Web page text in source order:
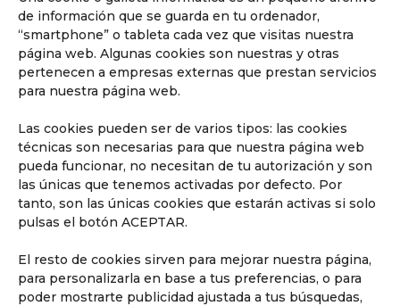
de información que se guarda en tu ordenador,
“smartphone” o tableta cada vez que visitas nuestra
página web. Algunas cookies son nuestras y otras
pertenecen a empresas externas que prestan servicios
para nuestra página web.
Las cookies pueden ser de varios tipos: las cookies
técnicas son necesarias para que nuestra página web
pueda funcionar, no necesitan de tu autorización y son
las únicas que tenemos activadas por defecto. Por
tanto, son las únicas cookies que estarán activas si solo
pulsas el botón ACEPTAR.
El resto de cookies sirven para mejorar nuestra página,
para personalizarla en base a tus preferencias, o para
poder mostrarte publicidad ajustada a tus búsquedas,
BACCALAURÉAT Y
SELECTIVIDAD